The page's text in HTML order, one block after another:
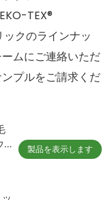
TEX®
クのラインナッ
ムにご連絡いただ
プルをご請求くだ
製品を表示します